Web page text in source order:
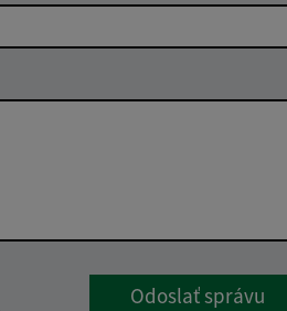
Google reCaptcha Response
Odoslať správu